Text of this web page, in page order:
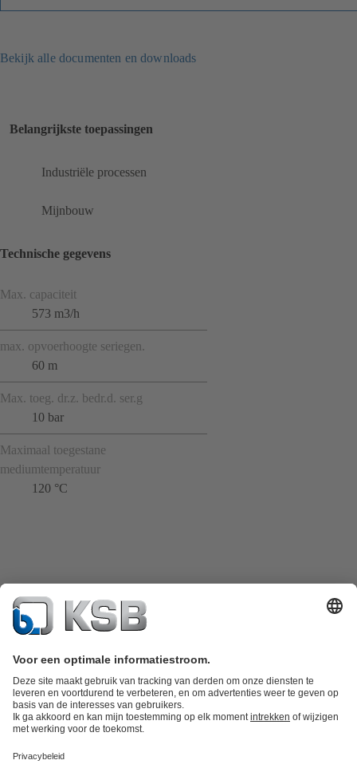
Bekijk alle documenten en downloads
Belangrijkste toepassingen
Industriële processen
Mijnbouw
Technische gegevens
Max. capaciteit
573 m3/h
max. opvoerhoogte seriegen.
60 m
Max. toeg. dr.z. bedr.d. ser.g
10 bar
Maximaal toegestane
mediumtemperatuur
120 °C